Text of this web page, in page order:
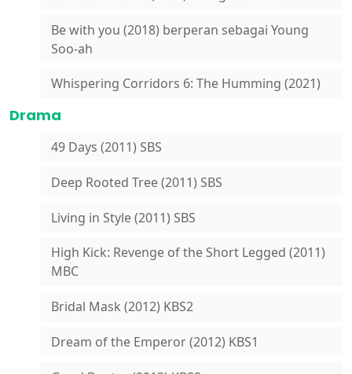
Be with you (2018) berperan sebagai Young
Soo-ah
Whispering Corridors 6: The Humming (2021)
Drama
49 Days (2011) SBS
Deep Rooted Tree (2011) SBS
Living in Style (2011) SBS
High Kick: Revenge of the Short Legged (2011)
MBC
Bridal Mask (2012) KBS2
Dream of the Emperor (2012) KBS1